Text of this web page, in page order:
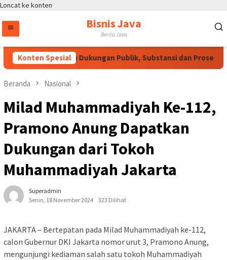
Loncat ke konten
Bisnis Java
Berita Java
Konten Spesial
RUU HAM Perlu Dukungan Publik, Substansi dan Proses
Beranda Nasional
Milad Muhammadiyah Ke-112,
Pramono Anung Dapatkan
Dukungan dari Tokoh
Muhammadiyah Jakarta
Superadmin
Senin, 18 November 2024
323 Dilihat
JAKARTA – Bertepatan pada Milad Muhammadiyah ke-112,
calon Gubernur DKI Jakarta nomor urut 3, Pramono Anung,
mengunjungi kediaman salah satu tokoh Muhammadiyah